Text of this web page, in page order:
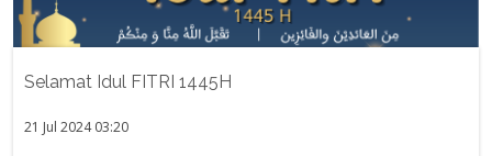
Selamat Idul FITRI 1445H
21 Jul 2024 03:20